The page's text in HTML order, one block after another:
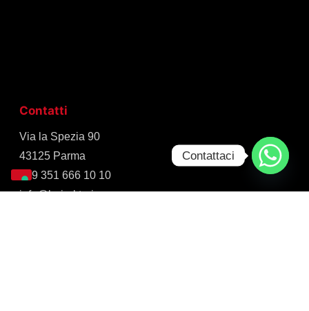
Contatti
Via la Spezia 90
43125 Parma
+39 351 666 10 10
info@bajraktari.eu
Contattaci